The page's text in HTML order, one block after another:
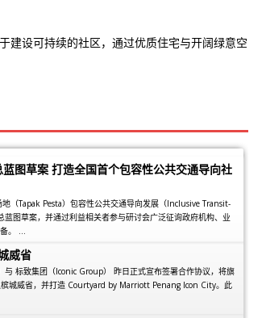
建设可持续的社区，通过优质住宅与开阔绿意空
图草案 打造全国首个包容性公共交通导向社
（Tapak Pesta）包容性公共交通导向发展（Inclusive Transit-
图草案，并通过利益相关者参与研讨会广泛征询政府机构、业
。 ...
威省
标致集团（Iconic Group） 昨日正式宣布签署合作协议，将旗
城威省，并打造 Courtyard by Marriott Penang Icon City。此